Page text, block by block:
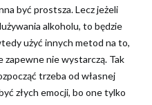
być prostsza. Lecz jeżeli
alkoholu, to będzie
użyć innych metod na to,
zapewne nie wystarczą. Tak
trzeba od własnej
złych emocji, bo one tylko